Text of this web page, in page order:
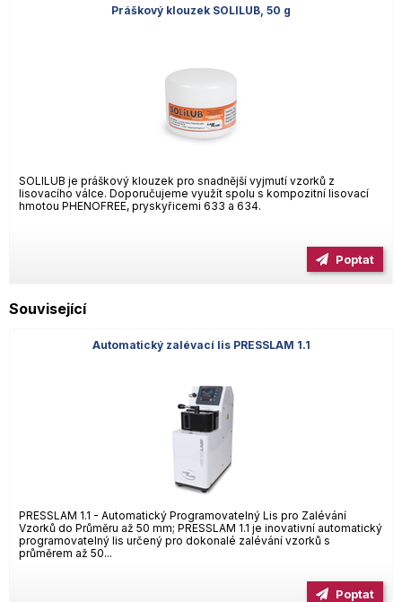
Práškový klouzek SOLILUB, 50 g
SOLILUB je práškový klouzek pro snadnější vyjmutí vzorků z
lisovacího válce. Doporučujeme využít spolu s kompozitní lisovací
hmotou PHENOFREE, pryskyřicemi 633 a 634.
Poptat
Související
Automatický zalévací lis PRESSLAM 1.1
PRESSLAM 1.1 - Automatický Programovatelný Lis pro Zalévání
Vzorků do Průměru až 50 mm; PRESSLAM 1.1 je inovativní automatický
programovatelný lis určený pro dokonalé zalévání vzorků s
průměrem až 50...
Poptat